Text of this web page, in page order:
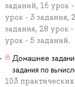
заданий, 16 урок
урок - 3 задания,
задания, 28 урок
урок - 5 заданий.
Домашнее
задания по
103